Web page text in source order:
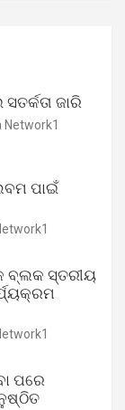
ଜାରି
Network1
ପାଇଁ
ବ୍ଲକ ସ୍ତରୀୟ
ପରେ